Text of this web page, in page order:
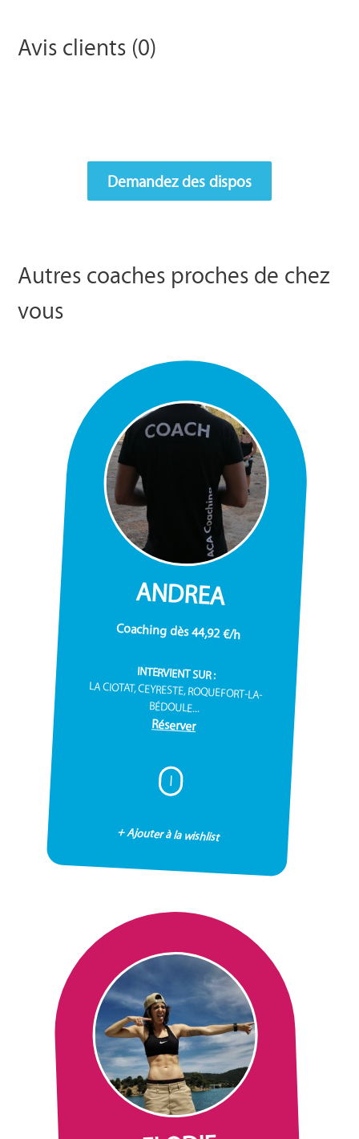
Avis clients (0)
Demandez des dispos
Autres coaches proches de chez
vous
ANDREA
Coaching dès 44,92 €/h
INTERVIENT SUR :
LA CIOTAT, CEYRESTE, ROQUEFORT-LA-
BÉDOULE...
Réserver
I
+ Ajouter à la wishlist